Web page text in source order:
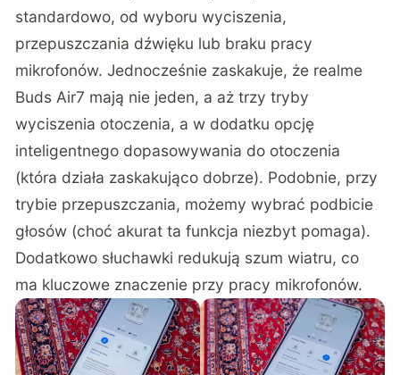
standardowo, od wyboru wyciszenia,
przepuszczania dźwięku lub braku pracy
mikrofonów. Jednocześnie zaskakuje, że realme
Buds Air7 mają nie jeden, a aż trzy tryby
wyciszenia otoczenia, a w dodatku opcję
inteligentnego dopasowywania do otoczenia
(która działa zaskakująco dobrze). Podobnie, przy
trybie przepuszczania, możemy wybrać podbicie
głosów (choć akurat ta funkcja niezbyt pomaga).
Dodatkowo słuchawki redukują szum wiatru, co
ma kluczowe znaczenie przy pracy mikrofonów.